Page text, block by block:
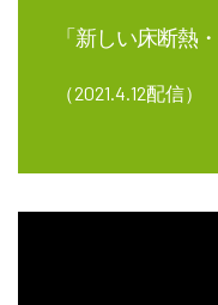
「新しい床断熱
（2021.4.12配信）